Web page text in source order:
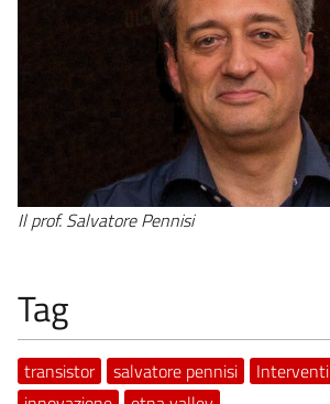
Il prof. Salvatore Pennisi
Tag
transistor salvatore pennisi Interventi